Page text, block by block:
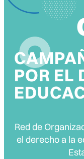
POR EL
Red de
el derecho a la